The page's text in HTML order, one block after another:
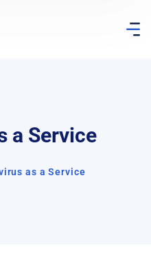
a Service
as a Service